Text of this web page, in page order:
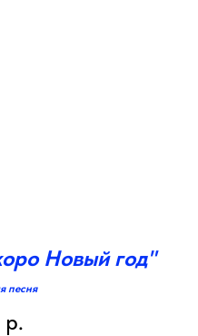
Новый год"
песня
р.